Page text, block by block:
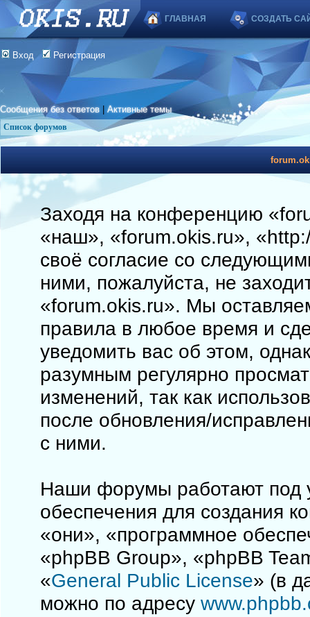
ГЛАВНАЯ СОЗДАТЬ
Вход Регистрация
Сообщения без ответов |Активные темы
Список форумов
Заходя на конференцию
«наш», «forum.okis.ru»,
своё согласие со
ними, пожалуйста, не
«forum.okis.ru». Мы
правила в любое время и
уведомить вас об этом,
разумным регулярно
изменений, так как
после обновления/
с ними.
Наши форумы работают под
обеспечения для создания
«они», «программное
«phpBB Group», «phpBB
«General Public License» (в
можно по адресу